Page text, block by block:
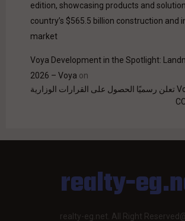
edition, showcasing products and
country’s $565.5 billion construction and
market
Voya Development in the Spotlight:
2026 – Voya on
Voya Development تعلن رسميًا الحصول على القرارات الوزارية
realty-
realty-eg.net. All Right